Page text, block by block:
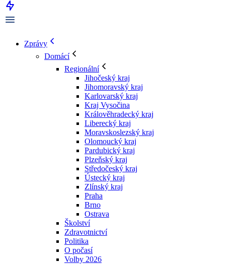
Zprávy
Domácí
Regionální
Jihočeský kraj
Jihomoravský kraj
Karlovarský kraj
Kraj Vysočina
Králověhradecký kraj
Liberecký kraj
Moravskoslezský kraj
Olomoucký kraj
Pardubický kraj
Plzeňský kraj
Středočeský kraj
Ústecký kraj
Zlínský kraj
Praha
Brno
Ostrava
Školství
Zdravotnictví
Politika
O počasí
Volby 2026